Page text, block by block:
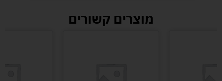
מוצרים קשורים